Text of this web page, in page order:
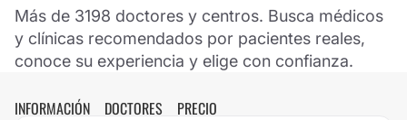
Más de 3198 doctores y centros. Busca médicos
y clínicas recomendados por pacientes reales,
conoce su experiencia y elige con confianza.
INFORMACIÓN DOCTORES PRECIO